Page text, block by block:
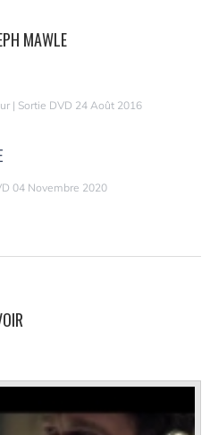
MAWLE
| Sortie DVD 24 Août 2016
04 Novembre 2020